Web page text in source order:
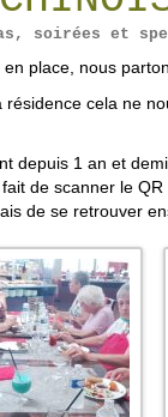
soirées et
place, nous
cela ne
depuis 1 an et
de scanner le
de se retrouver